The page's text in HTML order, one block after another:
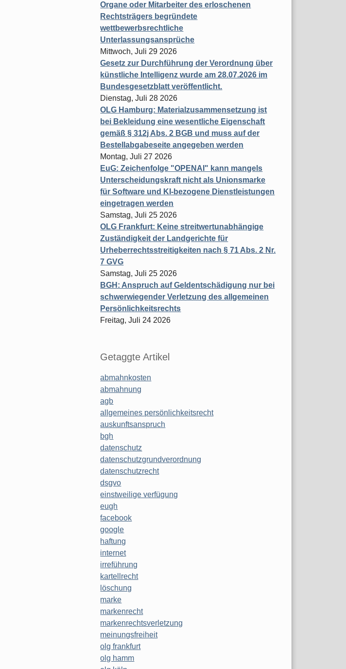
Organe oder Mitarbeiter des erloschenen
Rechtsträgers begründete
wettbewerbsrechtliche
Unterlassungsansprüche
Mittwoch, Juli 29 2026
Gesetz zur Durchführung der Verordnung über
künstliche Intelligenz wurde am 28.07.2026 im
Bundesgesetzblatt veröffentlicht.
Dienstag, Juli 28 2026
OLG Hamburg: Materialzusammensetzung ist
bei Bekleidung eine wesentliche Eigenschaft
gemäß § 312j Abs. 2 BGB und muss auf der
Bestellabgabeseite angegeben werden
Montag, Juli 27 2026
EuG: Zeichenfolge "OPENAI" kann mangels
Unterscheidungskraft nicht als Unionsmarke
für Software und KI-bezogene Dienstleistungen
eingetragen werden
Samstag, Juli 25 2026
OLG Frankfurt: Keine streitwertunabhängige
Zuständigkeit der Landgerichte für
Urheberrechtsstreitigkeiten nach § 71 Abs. 2 Nr.
7 GVG
Samstag, Juli 25 2026
BGH: Anspruch auf Geldentschädigung nur bei
schwerwiegender Verletzung des allgemeinen
Persönlichkeitsrechts
Freitag, Juli 24 2026
Getaggte Artikel
abmahnkosten
abmahnung
agb
allgemeines persönlichkeitsrecht
auskunftsanspruch
bgh
datenschutz
datenschutzgrundverordnung
datenschutzrecht
dsgvo
einstweilige verfügung
eugh
facebook
google
haftung
internet
irreführung
kartellrecht
löschung
marke
markenrecht
markenrechtsverletzung
meinungsfreiheit
olg frankfurt
olg hamm